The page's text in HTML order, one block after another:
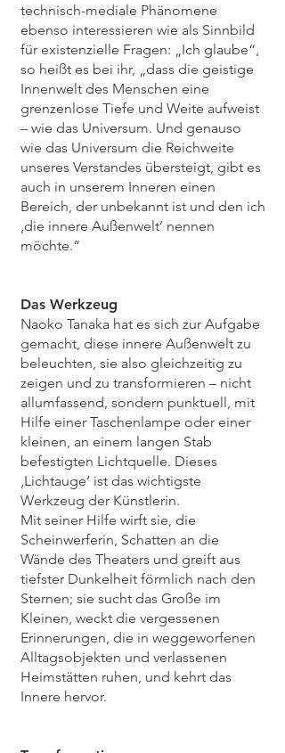
technisch-mediale Phänomene
ebenso interessieren wie als Sinnbild
für existenzielle Fragen: „Ich glaube“,
so heißt es bei ihr, „dass die geistige
Innenwelt des Menschen eine
grenzenlose Tiefe und Weite aufweist
– wie das Universum. Und genauso
wie das Universum die Reichweite
unseres Verstandes übersteigt, gibt es
auch in unserem Inneren einen
Bereich, der unbekannt ist und den ich
‚die innere Außenwelt’ nennen
möchte.“
Das Werkzeug
Naoko Tanaka hat es sich zur Aufgabe
gemacht, diese innere Außenwelt zu
beleuchten, sie also gleichzeitig zu
zeigen und zu transformieren – nicht
allumfassend, sondern punktuell, mit
Hilfe einer Taschenlampe oder einer
kleinen, an einem langen Stab
befestigten Lichtquelle. Dieses
‚Lichtauge‘ ist das wichtigste
Werkzeug der Künstlerin.
Mit seiner Hilfe wirft sie, die
Scheinwerferin, Schatten an die
Wände des Theaters und greift aus
tiefster Dunkelheit förmlich nach den
Sternen; sie sucht das Große im
Kleinen, weckt die vergessenen
Erinnerungen, die in weggeworfenen
Alltagsobjekten und verlassenen
Heimstätten ruhen, und kehrt das
Innere hervor.